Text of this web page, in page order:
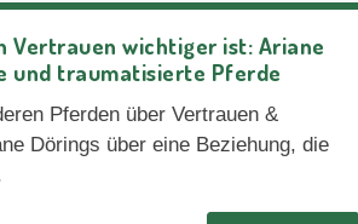
Vertrauen wichtiger ist: Ariane
und traumatisierte Pferde
Pferden über Vertrauen &
Dörings über eine Beziehung, die